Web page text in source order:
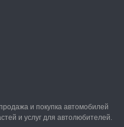
продажа и покупка автомобилей
и услуг для автолюбителей.